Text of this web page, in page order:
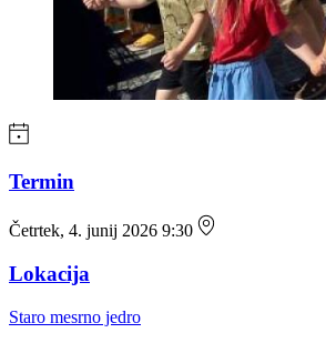
Termin
Četrtek, 4. junij 2026 9:30
Lokacija
Staro mesrno jedro